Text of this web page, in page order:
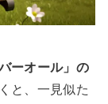
ーオール」の
と、一見似た